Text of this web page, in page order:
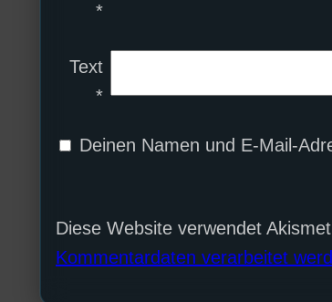
*
Text
*
Deinen Namen und E-Mail-
Diese Website verwendet
Kommentardaten verarbeitet